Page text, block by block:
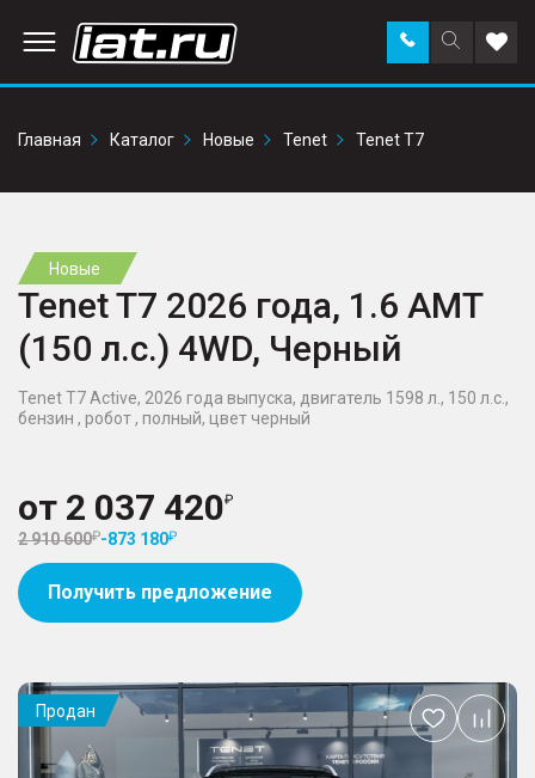
Поиск
по
Заказать
звонок в
Главная
Каталог Новые Tenet Tenet T7
Новые
Tenet T7 2026 года, 1.6 AMT
(150 л.с.) 4WD, Черный
Tenet T7 Active, 2026 года выпуска, двигатель 1598 л., 150 л.с.,
бензин , робот , полный, цвет черный
от 2 037 420
2 910 600 -873 180
Получить предложение
Продан
Добавить
в
избранное